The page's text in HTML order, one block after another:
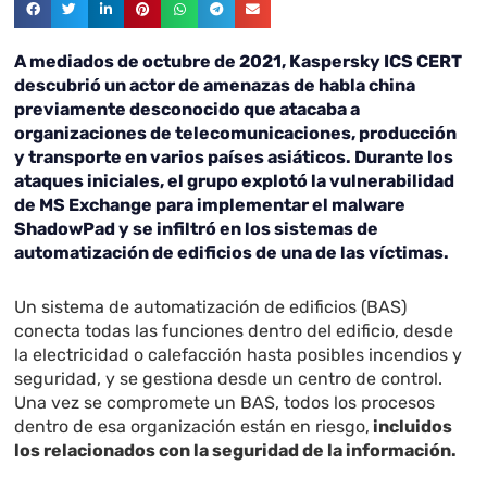
A mediados de octubre de 2021, Kaspersky ICS CERT
descubrió un actor de amenazas de habla china
previamente desconocido que atacaba a
organizaciones de telecomunicaciones, producción
y transporte en varios países asiáticos. Durante los
ataques iniciales, el grupo explotó la vulnerabilidad
de MS Exchange para implementar el malware
ShadowPad y se infiltró en los sistemas de
automatización de edificios de una de las víctimas.
Un sistema de automatización de edificios (BAS)
conecta todas las funciones dentro del edificio, desde
la electricidad o calefacción hasta posibles incendios y
seguridad, y se gestiona desde un centro de control.
Una vez se compromete un BAS, todos los procesos
dentro de esa organización están en riesgo, incluidos
los relacionados con la seguridad de la información.